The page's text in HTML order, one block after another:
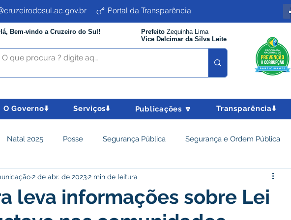
Portal da Transparência
Bem-vindo a Cruzeiro do Sul! Prefeito Zequinha Lima
Vice Delcimar da Silva Leite
O Governo⬇️ Serviços⬇️ Publicações 🔽 Transparência⬇️
Natal 2025 Posse Segurança Pública Segurança e Ordem Pública
Social e Cidadania Parcerias Desenvolvimento Econômico e Turismo
e turismo Tributos Departamento de Limpeza
leva informações sobre Lei
2 de abr. de 20232 min de leitura